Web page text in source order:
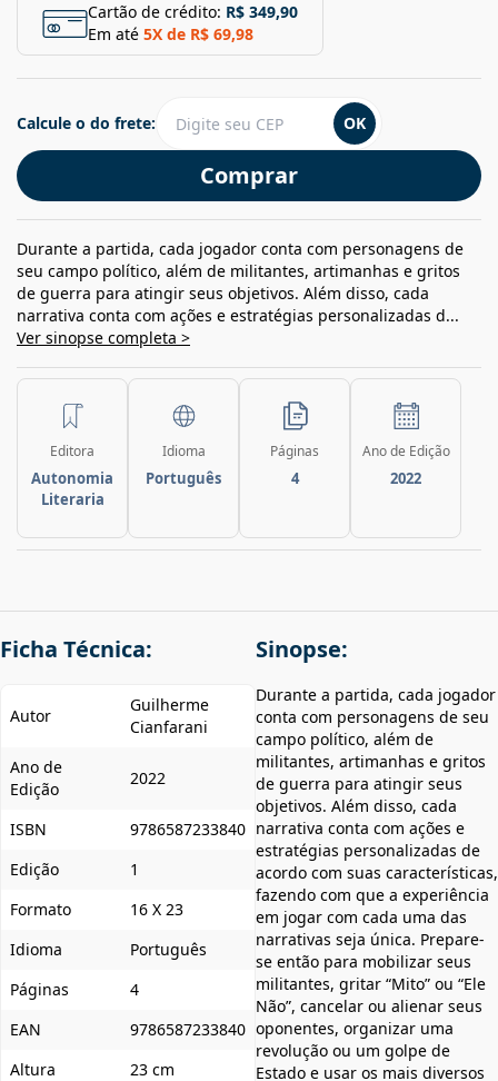
Cartão de crédito: R$ 349,90
Em até 5X de R$ 69,98
Comprar
Calcule o do frete: OK
Durante a partida, cada jogador conta com personagens de
seu campo político, além de militantes, artimanhas e gritos
de guerra para atingir seus objetivos. Além disso, cada
narrativa conta com ações e estratégias personalizadas d...
Ver sinopse completa >
Editora
Autonomia
Literaria
Idioma
Português
Páginas
4
Ano de Edição
2022
Ficha Técnica:
Autor
Guilherme
Cianfarani
Ano de
Edição
2022
ISBN
9786587233840
Edição
1
Formato
16 X 23
Idioma
Português
Páginas
4
EAN
9786587233840
Altura
23 cm
Sinopse:
Durante a partida, cada jogador
conta com personagens de seu
campo político, além de
militantes, artimanhas e gritos
de guerra para atingir seus
objetivos. Além disso, cada
narrativa conta com ações e
estratégias personalizadas de
acordo com suas características,
fazendo com que a experiência
em jogar com cada uma das
narrativas seja única. Prepare-
se então para mobilizar seus
militantes, gritar “Mito” ou “Ele
Não”, cancelar ou alienar seus
oponentes, organizar uma
revolução ou um golpe de
Estado e usar os mais diversos